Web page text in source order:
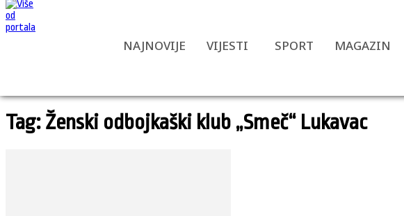
NAJNOVIJE VIJESTI SPORT MAGAZIN
Tag: Ženski odbojkaški klub „Smeč“ Lukavac